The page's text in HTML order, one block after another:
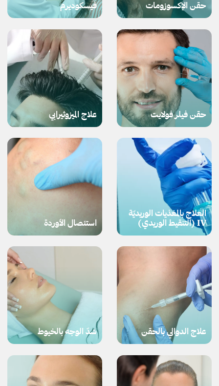
حقن الإكسوزومات فيسكوديرم
حقن فيلر فولايت علاج الميزوثيرابي
العلاج بالمغذيات الوريديّة
IV (التنقيط الوريدي)
استئصال الأوردة
علاج الدوالي بالحقن شدّ الوجه بالخيوط